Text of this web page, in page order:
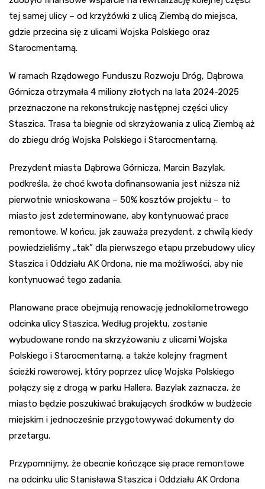
tej samej ulicy – od krzyżówki z ulicą Ziembą do miejsca,
gdzie przecina się z ulicami Wojska Polskiego oraz
Starocmentarną.
W ramach Rządowego Funduszu Rozwoju Dróg, Dąbrowa
Górnicza otrzymała 4 miliony złotych na lata 2024-2025
przeznaczone na rekonstrukcję następnej części ulicy
Staszica. Trasa ta biegnie od skrzyżowania z ulicą Ziembą aż
do zbiegu dróg Wojska Polskiego i Starocmentarną.
Prezydent miasta Dąbrowa Górnicza, Marcin Bazylak,
podkreśla, że choć kwota dofinansowania jest niższa niż
pierwotnie wnioskowana – 50% kosztów projektu – to
miasto jest zdeterminowane, aby kontynuować prace
remontowe. W końcu, jak zauważa prezydent, z chwilą kiedy
powiedzieliśmy „tak” dla pierwszego etapu przebudowy ulicy
Staszica i Oddziału AK Ordona, nie ma możliwości, aby nie
kontynuować tego zadania.
Planowane prace obejmują renowację jednokilometrowego
odcinka ulicy Staszica. Według projektu, zostanie
wybudowane rondo na skrzyżowaniu z ulicami Wojska
Polskiego i Starocmentarną, a także kolejny fragment
ścieżki rowerowej, który poprzez ulicę Wojska Polskiego
połączy się z drogą w parku Hallera. Bazylak zaznacza, że
miasto będzie poszukiwać brakujących środków w budżecie
miejskim i jednocześnie przygotowywać dokumenty do
przetargu.
Przypomnijmy, że obecnie kończące się prace remontowe
na odcinku ulic Stanisława Staszica i Oddziału AK Ordona